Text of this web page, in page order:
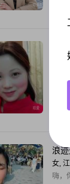
温
女,
浪
女,
嗨，